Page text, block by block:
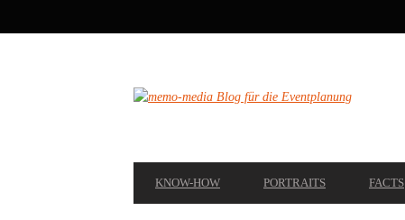
NAVIGATION
NAVIGATION
KNOW-HOW PORTRAITS FACTS